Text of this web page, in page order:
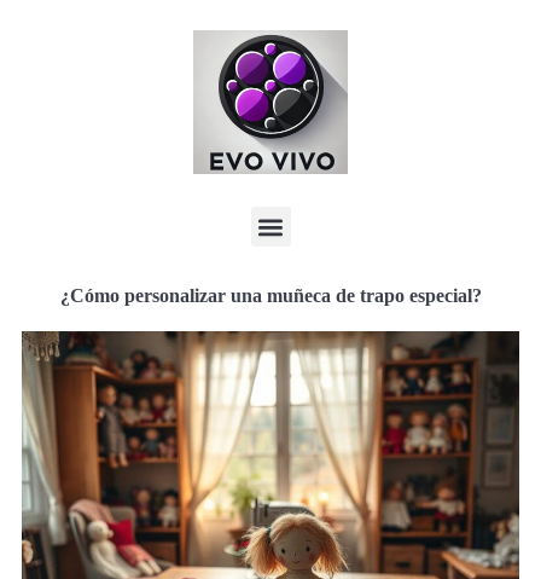
¿Cómo personalizar una muñeca de trapo especial?